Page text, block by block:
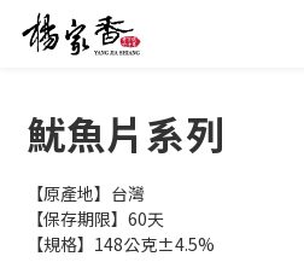
魷魚片系列
【原產地】台灣
【保存期限】60天
【規格】148公克±4.5%